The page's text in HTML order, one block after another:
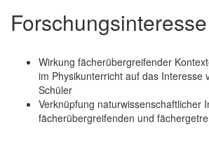
Forschungsinteresse
Wirkung fächerübergreifender
im Physikunterricht auf das Interesse
Schüler
Verknüpfung naturwissenschaftlicher
fächerübergreifenden und